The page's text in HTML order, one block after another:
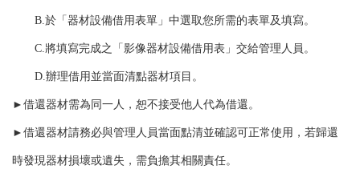
B.於「器材設備借用表單」中選取您所需的表單及填寫。
C.將填寫完成之「影像器材設備借用表」交給管理人員。
D.辦理借用並當面清點器材項目。
► 借還器材需為同一人，恕不接受他人代為借還。
► 借還器材請務必與管理人員當面點清並確認可正常使用，若歸還
時發現器材損壞或遺失，需負擔其相關責任。